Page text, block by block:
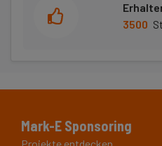
3500
Mark-E Sponsoring